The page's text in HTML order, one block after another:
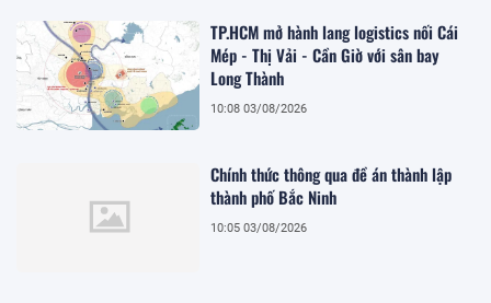
TP.HCM mở hành lang logistics nối Cái
Mép - Thị Vải - Cần Giờ với sân bay
Long Thành
10:08 03/08/2026
Chính thức thông qua đề án thành lập
thành phố Bắc Ninh
10:05 03/08/2026